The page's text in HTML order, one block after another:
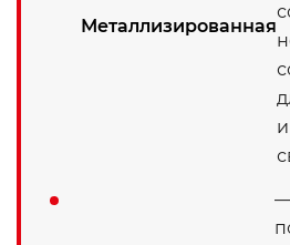
Металлизированная
—